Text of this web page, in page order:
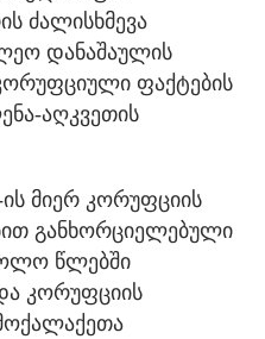
ძალისხმევა
დანაშაულის
ფაქტების
აღკვეთის
მიერ კორუფციის
განხორციელებული
წლებში
კორუფციის